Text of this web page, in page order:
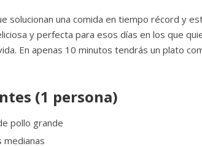
solucionan una comida en tiempo récord y
y perfecta para esos días en los que
En apenas 10 minutos tendrás un plato
(1 persona)
pollo grande
medianas